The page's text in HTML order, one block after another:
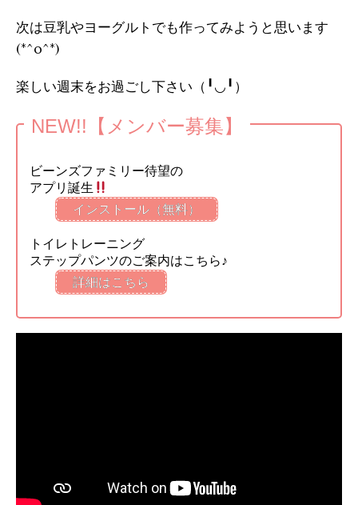
次は豆乳やヨーグルトでも作ってみようと思います
(*^o^*)
楽しい週末をお過ごし下さい（╹◡╹）
NEW!!【メンバー募集】
ビーンズファミリー待望の
アプリ誕生
インストール（無料）
トイレトレーニング
ステップパンツのご案内はこちら♪
詳細はこちら